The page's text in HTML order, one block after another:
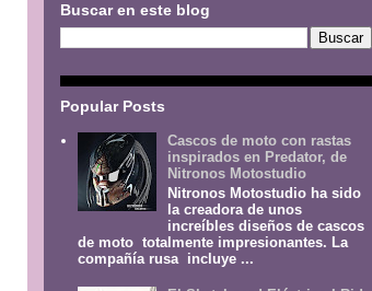
Buscar en este blog
Popular Posts
Cascos de moto con rastas
inspirados en Predator, de
Nitronos Motostudio
Nitronos Motostudio ha sido
la creadora de unos
increíbles diseños de cascos
de moto totalmente impresionantes. La
compañía rusa incluye ...